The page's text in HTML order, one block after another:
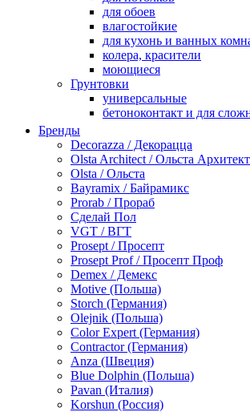
для обоев
влагостойкие
для кухонь и ванных
колера, красители
моющиеся
Грунтовки
универсальные
бетоноконтакт и для
по металлу
антикорозийные
под декоративные
для гипсокартона
под штукатурку
Герметик
акриловые
силиконовые
силиконовые санитарные
шовные для срубов
для кровли
для каминов
полиуретановые
Декоративные штукатурки и
краски для декора, патина
мокрый шелк
венецианские (эффект
песок (эффект песчаных
декоративная шпаклевка
Бренды
Decorazza / Декорацца
Olsta Architect / Ольста Архитект
Olsta / Ольста
Bayramix / Байрамикс
Prorab / Прораб
Сделай Пол
VGT / ВГТ
Prosept / Просепт
Prosept Prof / Просепт Проф
Demex / Демекс
Motive (Польша)
Storch (Германия)
Olejnik (Польша)
Color Expert (Германия)
Contractor (Германия)
Anza (Швеция)
Blue Dolphin (Польша)
Pavan (Италия)
Korshun (Россия)